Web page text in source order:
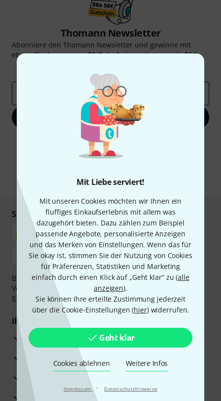
Mit Liebe serviert!
Mit unseren Cookies möchten wir Ihnen ein
fluffiges Einkaufserlebnis mit allem was
dazugehört bieten. Dazu zählen zum Beispiel
passende Angebote, personalisierte Anzeigen
und das Merken von Einstellungen. Wenn das für
Sie okay ist, stimmen Sie der Nutzung von Cookies
für Präferenzen, Statistiken und Marketing
einfach durch einen Klick auf „Geht klar“ zu (alle
anzeigen).
Sie können Ihre erteilte Zustimmung jederzeit
über die Cookie-Einstellungen (hier) widerrufen.
Geht klar
Cookies ablehnen Weitere Infos
Impressum · Datenschutzhinweise
Thomann Newsletter
Abonniere den Thomann Newsletter und gewinne mit
etwas Glück einen von50 Gutscheinenüber jeweils50€!
Jetzt anmelden
Mit Klick auf „Jetzt anmelden“ stimmen Sie dem Erhalt von E-Mail-
Werbung und einer Messung des E-Mail-Nutzungsverhaltens zu. Die
Abmeldung ist jederzeit möglich. Weitere Informationen finden Sie in
* Pflichtfeld
Sicher einkaufen & bezahlen
Bezahlen Sie vertraulich und sicher per Nachnahme,
Vorkasse, PayPal, Amazon Pay,Klarna Sofort bezahlen
Klarna Ratenzahlungoder Kreditkarte.
Ihre Vorteile
3 Jahre Thomann Garantie
30 Tage Money-Back-Garantie
Beratung durch Fachexperten